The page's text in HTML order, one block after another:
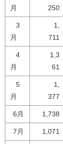
月
250
3
月
1,
711
4
月
1,3
61
5
月
1,
377
6月 1,738
7月 1,071